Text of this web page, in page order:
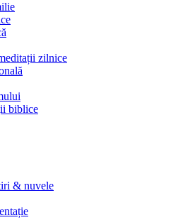
zilnice
biblice
& nuvele